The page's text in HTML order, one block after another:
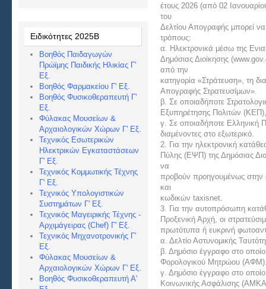
Ειδικότητες 2025Β
Βοηθός Παιδαγωγών
Πρώϊμης Παιδικής Ηλικίας Γ'
Εξ.
Βοηθός Φαρμακείου Γ' Εξ.
Βοηθός Φυσικοθεραπευτή Γ'
Εξ.
Φύλακας Μουσείων &
Αρχαιολογικών Χώρων Γ' Εξ.
Τεχνικός Εσωτερικών
Ηλεκτρικών Εγκαταστάσεων
Γ' Εξ.
Τεχνικός Κομμωτικής Τέχνης
Γ' Εξ.
Τεχνικός Υπολογιστικών
Συστημάτων Γ' Εξ.
Τεχνικός Μαγειρικής Τέχνης -
Αρχιμάγειρας (Chef) Γ' Εξ.
Τεχνικός Μηχανοτρονικής Γ'
Εξ.
Φύλακας Μουσείων &
Αρχαιολογικών Χώρων Γ' Εξ.
Βοηθός Φυσικοθεραπευτή Α'
έτους 2026 (από 02
του
Δελτίου Απογραφής μπορεί
τρόπους:
α. Ηλεκτρονικά μέσω της
Δημόσιας Διοίκησης
από την
κατηγορία «Στράτευση», τη
Απογραφής Στρατευσίμων».
β. Σε οποιαδήποτε
Εξυπηρέτησης Πολιτών
γ. Σε οποιαδήποτε Ελληνική
διαμένοντες στο εξωτερικό.
2. Για την ηλεκτρονική
Πύλης (ΕΨΠ) της Δημόσιας
να
προβούν προηγουμένως
και
κωδικών taxisnet.
3. Για την αυτοπρόσωπη
Προξενική Αρχή, οι
πρωτότυπα ή ευκρινή
α. Δελτίο Αστυνομικής
β. Δημόσιο έγγραφο στο
Φορολογικού Μητρώου
γ. Δημόσιο έγγραφο στο
Κοινωνικής Ασφάλισης